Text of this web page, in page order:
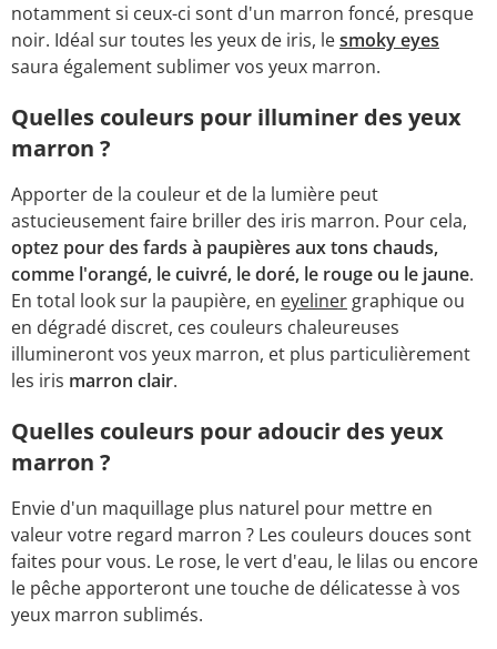
notamment si ceux-ci sont d'un marron foncé, presque
noir. Idéal sur toutes les yeux de iris, lesmoky eyes
saura également sublimer vos yeux marron.
Quelles couleurs pour illuminer des yeux
marron ?
Apporter de la couleur et de la lumière peut
astucieusement faire briller des iris marron. Pour cela,
optez pour des fards à paupières aux tons chauds,
comme l'orangé, le cuivré, le doré, le rouge ou le jaune.
En total look sur la paupière, en eyelinergraphique ou
en dégradé discret, ces couleurs chaleureuses
illumineront vos yeux marron, et plus particulièrement
les iris marron clair.
Quelles couleurs pour adoucir des yeux
marron ?
Envie d'un maquillage plus naturel pour mettre en
valeur votre regard marron ? Les couleurs douces sont
faites pour vous. Le rose, le vert d'eau, le lilas ou encore
le pêche apporteront une touche de délicatesse à vos
yeux marron sublimés.